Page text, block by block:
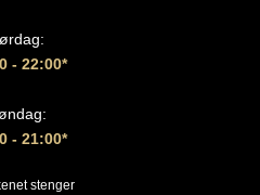
- 22:00*
- 21:00*
stenger